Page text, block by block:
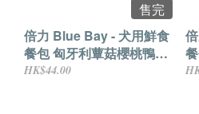
售完
倍力 Blue Bay - 犬用鮮食
餐包 匈牙利蕈菇櫻桃鴨
150g
HK$44.00